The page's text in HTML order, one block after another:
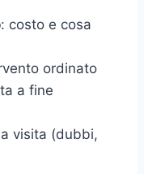
: costo e cosa
ordinato
a fine
visita (dubbi,